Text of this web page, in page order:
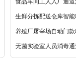
通道
食品车间工人入厂通
体舱
生鲜分拣配送仓库智
动门
养殖厂屠宰场自动门
道
无菌实验室人员消毒